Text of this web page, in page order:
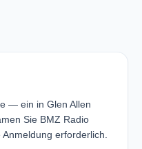
— ein in Glen Allen
Sie BMZ Radio
erforderlich.